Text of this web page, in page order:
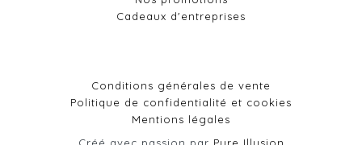
Cadeaux d'entreprises
Conditions générales de vente
Politique de confidentialité et cookies
Mentions légales